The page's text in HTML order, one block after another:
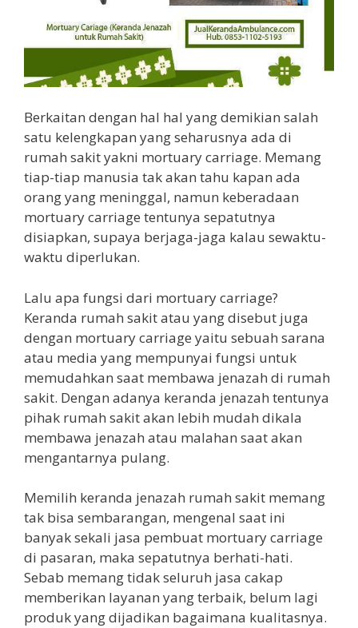
Berkaitan dengan hal hal yang demikian salah
satu kelengkapan yang seharusnya ada di
rumah sakit yakni mortuary carriage. Memang
tiap-tiap manusia tak akan tahu kapan ada
orang yang meninggal, namun keberadaan
mortuary carriage tentunya sepatutnya
disiapkan, supaya berjaga-jaga kalau sewaktu-
waktu diperlukan.
Lalu apa fungsi dari mortuary carriage?
Keranda rumah sakit atau yang disebut juga
dengan mortuary carriage yaitu sebuah sarana
atau media yang mempunyai fungsi untuk
memudahkan saat membawa jenazah di rumah
sakit. Dengan adanya keranda jenazah tentunya
pihak rumah sakit akan lebih mudah dikala
membawa jenazah atau malahan saat akan
mengantarnya pulang.
Memilih keranda jenazah rumah sakit memang
tak bisa sembarangan, mengenal saat ini
banyak sekali jasa pembuat mortuary carriage
di pasaran, maka sepatutnya berhati-hati.
Sebab memang tidak seluruh jasa cakap
memberikan layanan yang terbaik, belum lagi
produk yang dijadikan bagaimana kualitasnya.